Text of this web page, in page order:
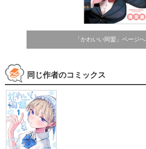
「かわいい同盟」ページへ
同じ作者のコミックス